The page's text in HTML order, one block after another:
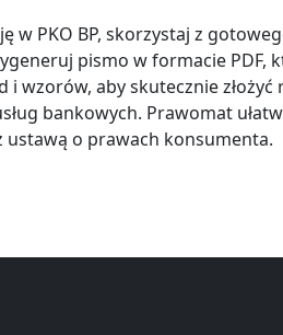
w PKO BP, skorzystaj z
pismo w formacie PDF,
i wzorów, aby skutecznie złożyć
bankowych. Prawomat
ustawą o prawach konsumenta.